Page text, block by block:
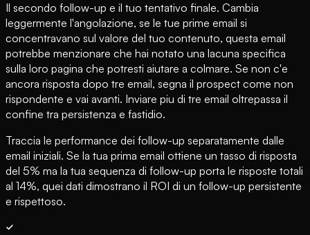
Il secondo follow-up e il tuo tentativo finale. Cambia
leggermente l'angolazione, se le tue prime email si
concentravano sul valore del tuo contenuto, questa email
potrebbe menzionare che hai notato una lacuna specifica
sulla loro pagina che potresti aiutare a colmare. Se non c'e
ancora risposta dopo tre email, segna il prospect come non
rispondente e vai avanti. Inviare piu di tre email oltrepassa il
confine tra persistenza e fastidio.
Traccia le performance dei follow-up separatamente dalle
email iniziali. Se la tua prima email ottiene un tasso di risposta
del 5% ma la tua sequenza di follow-up porta le risposte totali
al 14%, quei dati dimostrano il ROI di un follow-up persistente
e rispettoso.